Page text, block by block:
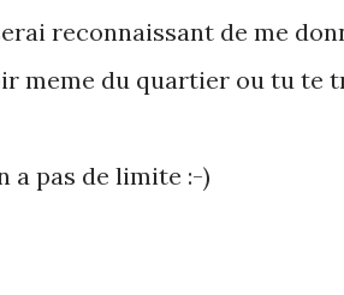
reconnaissant de me
meme du quartier ou tu te
a pas de limite :-)